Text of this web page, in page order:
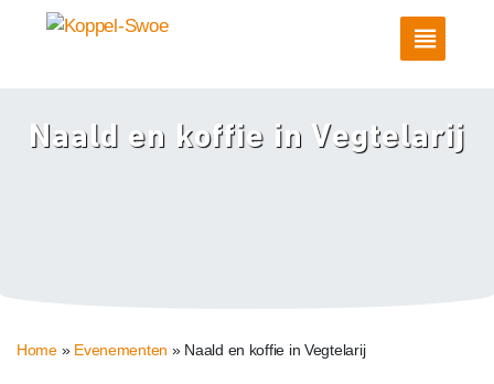
Naald en koffie in Vegtelarij
Home» Evenementen » Naald en koffie in Vegtelarij